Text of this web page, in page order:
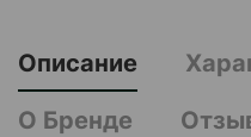
Описание
О Бренде